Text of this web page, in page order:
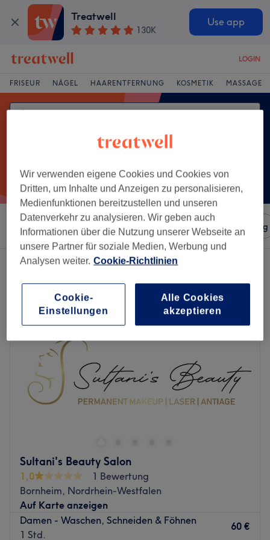
Treatwell
130K
Use app
LOGIN
FRISEUR NÄGEL HAARENTFERNUNG KOSMETIK MASSAGE
Sortieren nach Salons Expressangebote Bewertung
Ein Salon, der anbietet:
Sultani's Beauty Salon
1,0
1 Bewertung
Bornheim, Nordrhein-Westfalen
Auf Karte anzeigen
Damen - Waschen, Schneiden & Föhnen
1 Std.
60 €
Wir verwenden eigene Cookies und Cookies von
Dritten, um Inhalte und Anzeigen zu personalisieren,
Medienfunktionen bereitzustellen und unseren
Datenverkehr zu analysieren. Wir geben auch
Informationen über die Nutzung unserer Webseite an
unsere Partner für soziale Medien, Werbung und
Analysen weiter. Cookie-Richtlinien
Cookie-
Einstellungen
Alle Cookies
akzeptieren